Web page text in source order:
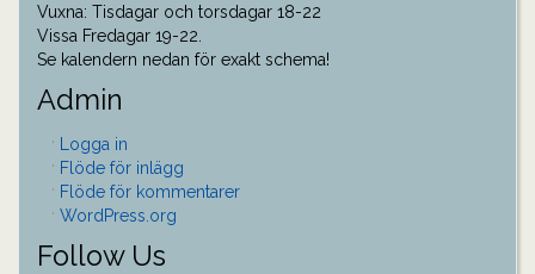
Vuxna: Tisdagar och torsdagar 18-22
Vissa Fredagar 19-22.
Se kalendern nedan för exakt schema!
Admin
Logga in
Flöde för inlägg
Flöde för kommentarer
WordPress.org
Follow Us